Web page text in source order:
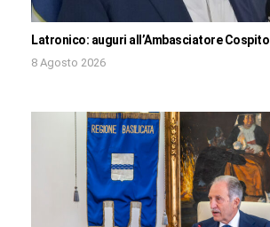
Latronico: auguri all’Ambasciatore Cospito
8 Agosto 2026